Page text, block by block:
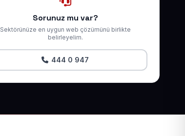
Sorunuz mu var?
Sektörünüze en uygun web çözümünü birlikte
belirleyelim.
444 0 947